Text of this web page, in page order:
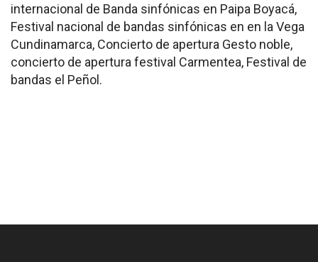
internacional de Banda sinfónicas en Paipa Boyacá,
Festival nacional de bandas sinfónicas en en la Vega
Cundinamarca, Concierto de apertura Gesto noble,
concierto de apertura festival Carmentea, Festival de
bandas el Peñol.